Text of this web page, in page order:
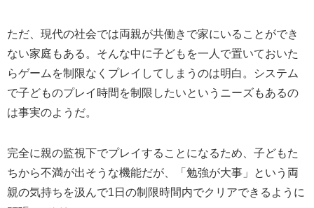
ただ、現代の社会では両親が共働きで家にいることができ
ない家庭もある。そんな中に子どもを一人で置いておいた
らゲームを制限なくプレイしてしまうのは明白。システム
で子どものプレイ時間を制限したいというニーズもあるの
は事実のようだ。
完全に親の監視下でプレイすることになるため、子どもた
ちから不満が出そうな機能だが、「勉強が大事」という両
親の気持ちを汲んで1日の制限時間内でクリアできるように